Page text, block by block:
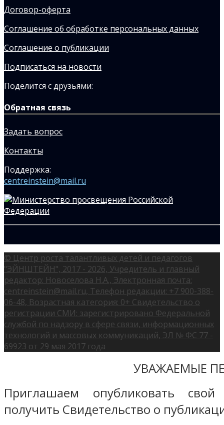
Договор-оферта
Соглашение об обработке персональных данных
Соглашение о публикации
Подписаться на новости
Поделится с друзьями:
Обратная связь
Задать вопрос
Контакты
Поддержка:
centreinstein@mail.ru
© Центр роста талантливых детей и педагогов
"ЭЙНШТЕЙН", 2017 - 2026, Учредитель и главный
редактор: Новоселова Н.А., Электронная почта:
centreinstein@mail.ru, Телефон редакции: +7 900-388-
06-48, Возрастная категория: 0+ Свидетельство о
регистрации СМИ: зарегистрировано Федеральной
службой по надзору в сфере связи, информационных
технологий и массовых коммуникаций, ЭЛ № ФС 77 -
69923 от 29 мая 2017 года
УВАЖАЕМЫЕ
Приглашаем опубликовать
получить Свидетельство о